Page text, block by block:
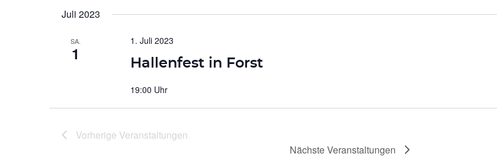
Juli 2023
SA.
1 Hallenfest in Forst
1. Juli 2023
19:00 Uhr
Vorherige Veranstaltungen
NächsteVeranstaltungen